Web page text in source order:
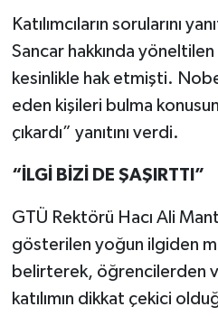
Katılımcıların sorularını
Sancar hakkında
kesinlikle hak etmişti.
eden kişileri bulma
çıkardı” yanıtını verdi.
“İLGİ BİZİ DE ŞAŞIRTTI”
GTÜ Rektörü Hacı Ali
gösterilen yoğun ilgiden
belirterek, öğrencilerden
katılımın dikkat çekici